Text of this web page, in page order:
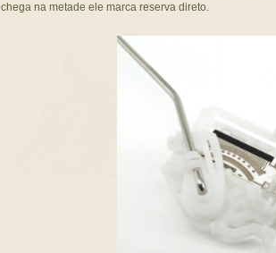
chega na metade ele marca reserva direto.